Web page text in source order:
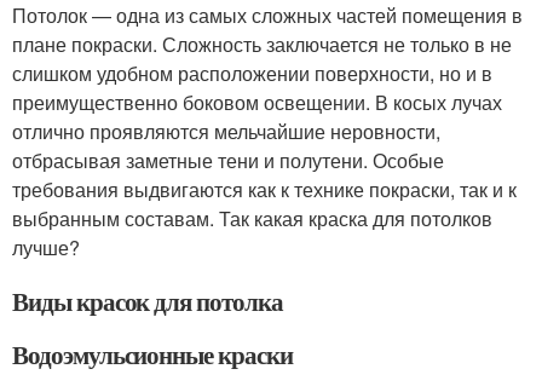
Потолок — одна из самых сложных частей помещения в
плане покраски. Сложность заключается не только в не
слишком удобном расположении поверхности, но и в
преимущественно боковом освещении. В косых лучах
отлично проявляются мельчайшие неровности,
отбрасывая заметные тени и полутени. Особые
требования выдвигаются как к технике покраски, так и к
выбранным составам. Так какая краска для потолков
лучше?
Виды красок для потолка
Водоэмульсионные краски